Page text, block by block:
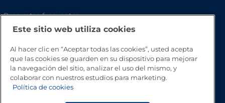
Preguntas frecuentes
Este sitio web utiliza cookies
Al hacer clic en “Aceptar todas las cookies”, usted acepta
que las cookies se guarden en su dispositivo para mejorar
la navegación del sitio, analizar el uso del mismo, y
colaborar con nuestros estudios para marketing.
Política de cookies